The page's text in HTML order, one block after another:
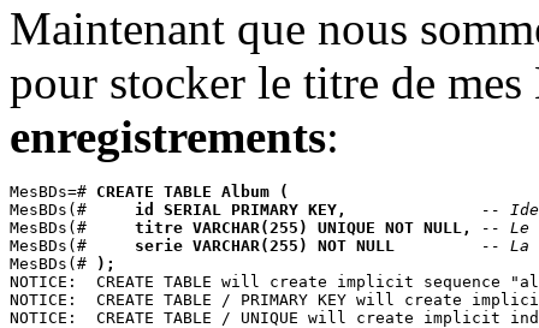
Maintenant que nous
pour stocker le titre de
enregistrements:
MesBDs=# CREATE TABLE Album (
MesBDs(#
    id SERIAL PRIMARY KEY,
--
MesBDs(#
    titre VARCHAR(255) UNIQUE NOT NULL,
-- Le
MesBDs(#
    serie VARCHAR(255) NOT NULL
-- La
MesBDs(#
);
NOTICE:  CREATE TABLE will create implicit sequence
NOTICE:  CREATE TABLE / PRIMARY KEY will create
NOTICE:  CREATE TABLE / UNIQUE will create implicit